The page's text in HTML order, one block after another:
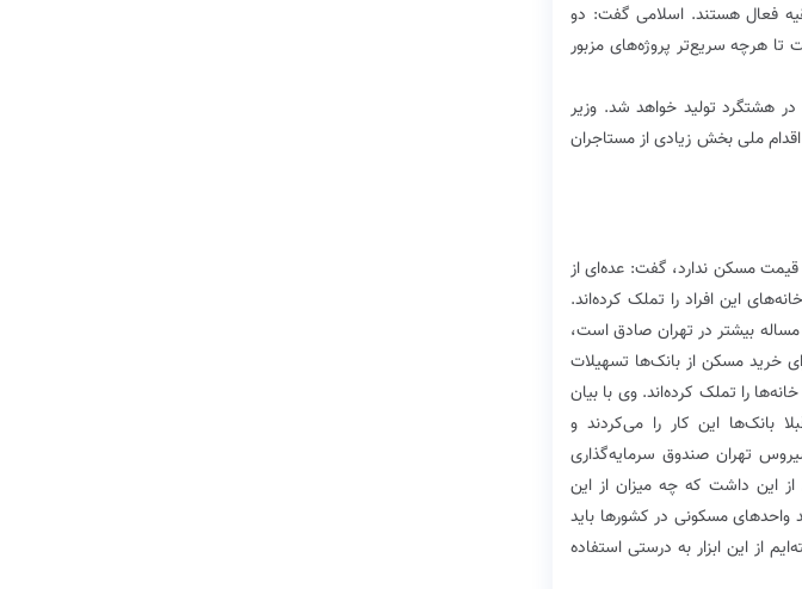
فعال هستند. اسلامی گفت: دو
تا هرچه سریع‌تر پروژه‌های مزبور
۱۶ هزار واحد مسکونی جدید نیز در هشتگرد تولید خواهد شد. وزیر
ملی بخش زیادی از مستاجران
قیمت مسکن ندارد،‌ گفت:‌ عده‌ای از
این افراد را تملک کرده‌اند.
بیشتر در تهران صادق است،
خرید مسکن از بانک‌ها تسهیلات
را تملک کرده‌اند. وی با بیان
این کار را می‌کردند و
تهران صندوق سرمایه‌گذاری
این داشت که چه میزان از این
واحدهای مسکونی در کشورها باید
از این ابزار به درستی استفاده